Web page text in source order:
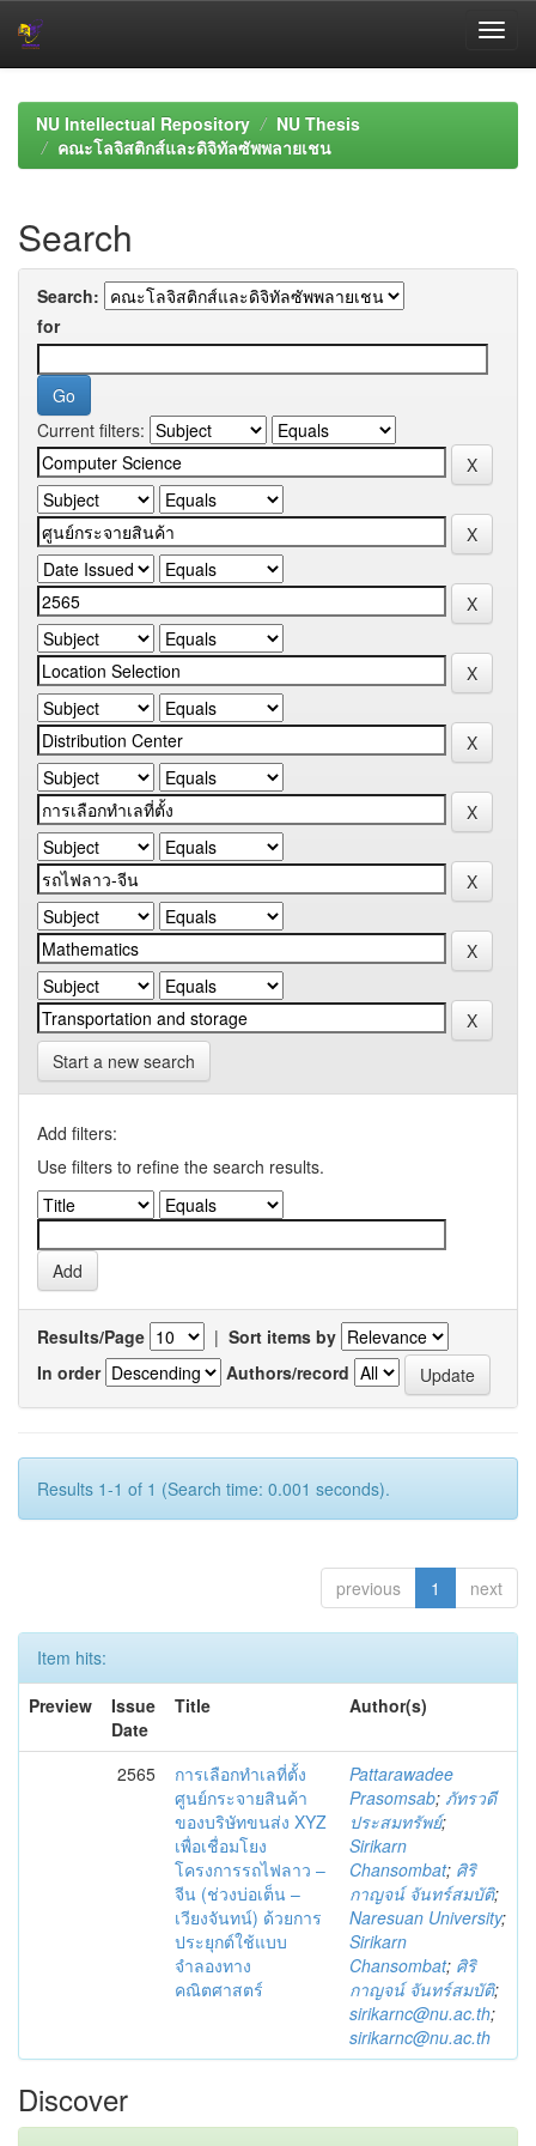
navigationNU Intellectual Repository
NU Thesis
คณะโลจิสติกส์และดิจิทัลซัพพลายเชน
Search
Search:
for
Current filters:
Start a new search
Add filters:
Use filters to refine the search results.
Results/Page | Sort items by
In order
Authors/record
Results 1-1 of 1 (Search time: 0.001 seconds).
previous 1 next
Item hits:
Preview
Issue
Date
Title Author(s)
2565
การเลือกทำเลที่ตั้ง
ศูนย์กระจายสินค้า
ของบริษัทขนส่ง XYZ
เพื่อเชื่อมโยง
โครงการรถไฟลาว –
จีน (ช่วงบ่อเต็น –
เวียงจันทน์) ด้วยการ
ประยุกต์ใช้แบบ
จำลองทาง
คณิตศาสตร์
Pattarawadee
Prasomsab; ภัทรวดี
ประสมทรัพย์;
Sirikarn
Chansombat; ศิริ
กาญจน์ จันทร์สมบัติ;
Naresuan University;
Sirikarn
Chansombat; ศิริ
กาญจน์ จันทร์สมบัติ;
sirikarnc@nu.ac.th;
sirikarnc@nu.ac.th
Discover